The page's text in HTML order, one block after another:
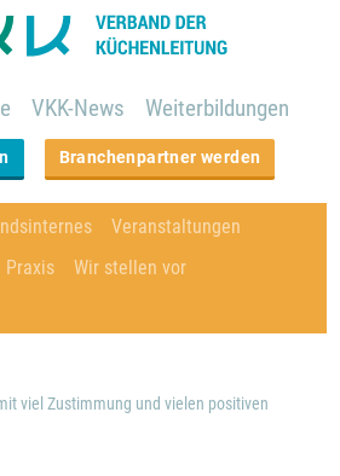
VKK-News Weiterbildungen
Branchenpartner werden
Veranstaltungen
Praxis
Wir stellen vor
viel Zustimmung und vielen positiven